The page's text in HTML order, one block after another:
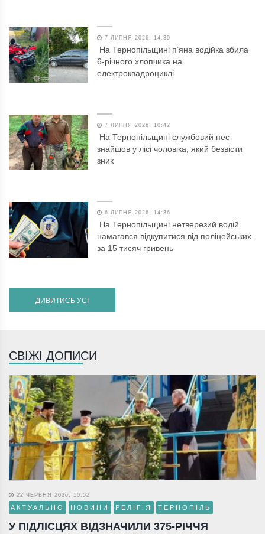
7 ЛИПНЯ 2026, 14:39
На Тернопільщині п’яна водійка збила
6-річного хлопчика на
електроквадроциклі
7 ЛИПНЯ 2026, 10:42
На Тернопільщині службовий пес
знайшов у лісі чоловіка, який безвісти
зник
6 ЛИПНЯ 2026, 14:36
На Тернопільщині нетверезий водій
намагався відкупитися від поліцейських
за 15 тисяч гривень
ДИВИТИСЬ УСІ
СВІЖІ ДОПИСИ
22 ЧЕРВНЯ 2026, 10:52
АКТУАЛЬНО НОВИНИ РЕЛІГІЯ ТЕРНОПІЛЬ
У ПІДЛІСЦЯХ ВІДЗНАЧИЛИ 375-РІЧЧЯ